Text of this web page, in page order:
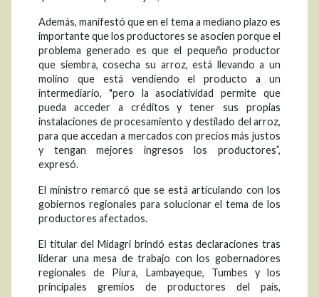
Además, manifestó que en el tema a mediano plazo es
importante que los productores se asocien porque el
problema generado es que el pequeño productor
que siembra, cosecha su arroz, está llevando a un
molino que está vendiendo el producto a un
intermediario, "pero la asociatividad permite que
pueda acceder a créditos y tener sus propias
instalaciones de procesamiento y destilado del arroz,
para que accedan a mercados con precios más justos
y tengan mejores ingresos los productores”,
expresó.
El ministro remarcó que se está articulando con los
gobiernos regionales para solucionar el tema de los
productores afectados.
El titular del Midagri brindó estas declaraciones tras
liderar una mesa de trabajo con los gobernadores
regionales de Piura, Lambayeque, Tumbes y los
principales gremios de productores del país,